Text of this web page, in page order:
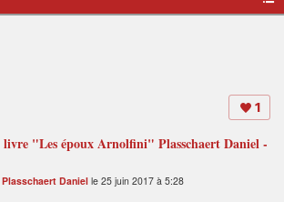
1
"Les époux Arnolfini" Plasschaert Daniel -
Plasschaert Daniel le 25 juin 2017 à 5:28